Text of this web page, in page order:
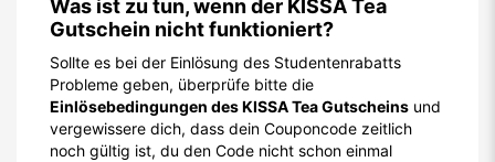
Was ist zu tun, wenn der KISSA Tea
Gutschein nicht funktioniert?
Sollte es bei der Einlösung des Studentenrabatts
Probleme geben, überprüfe bitte die
Einlösebedingungen des KISSA Tea Gutscheins und
vergewissere dich, dass dein Couponcode zeitlich
noch gültig ist, du den Code nicht schon einmal